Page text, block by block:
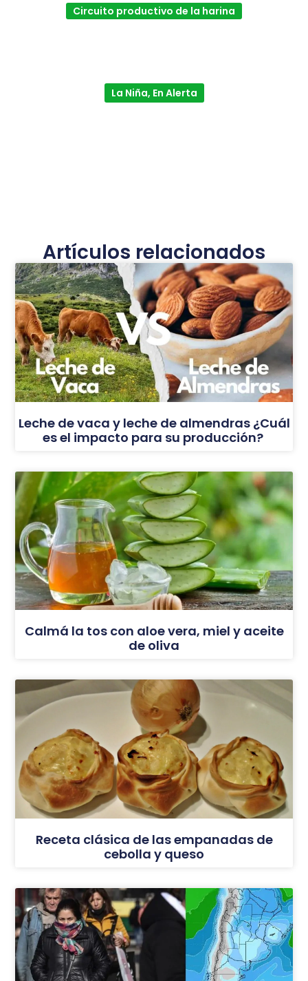
Circuito productivo de la harina
La Niña, En Alerta
Artículos relacionados
Leche de vaca y leche de almendras ¿Cuál
es el impacto para su producción?
Calmá la tos con aloe vera, miel y aceite
de oliva
Receta clásica de las empanadas de
cebolla y queso